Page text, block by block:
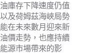
庫存下降速度仍值
及荷姆茲海峽局勢
在未來數月迎來新
價走勢，也應持續
源市場帶來的影